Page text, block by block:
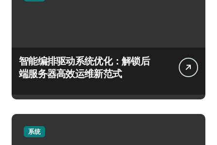
智能编排驱动系统优化：解锁后
端服务器高效运维新范式
系统